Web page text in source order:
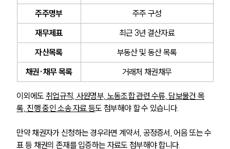
주요 업무사례
사례분석/최신동향
법률정보
법률지식인
고객후기
업무분야
기업회생파산그룹 업무
전체
주주명부
주주 구성
재무제표
최근 3년 결산자료
자산목록
부동산 및 동산 목록
채권·채무 목록
거래처 채권채무
이외에도 취업규칙, 사원명부, 노동조합 관련 수류, 담보물건 목
록, 진행 중인 소송 자료 등도 첨부해야 할 수 있습니다.
만약 채권자가 신청하는 경우라면 계약서, 공정증서, 어음 또는 수
표 등 채권의 존재를 입증하는 자료도 첨부해야 합니다.